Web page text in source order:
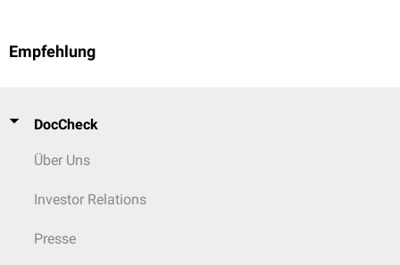
Empfehlung
DocCheck
Über Uns
Investor Relations
Presse